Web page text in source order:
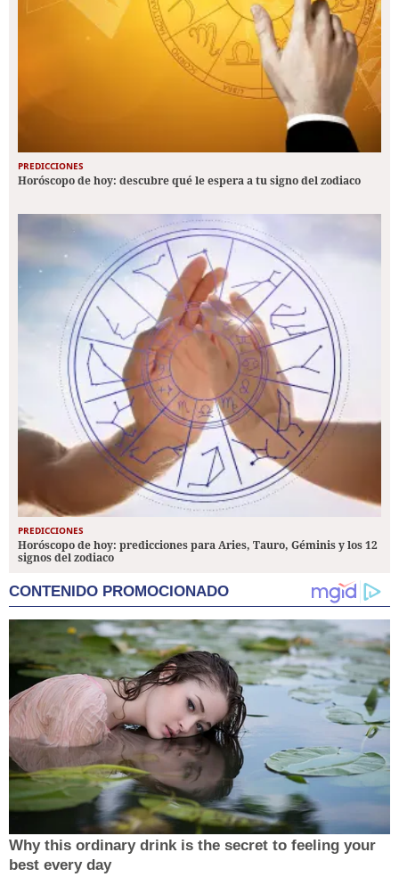
PREDICCIONES
Horóscopo de hoy: descubre qué le espera a tu signo del zodiaco
PREDICCIONES
Horóscopo de hoy: predicciones para Aries, Tauro, Géminis y los 12
signos del zodiaco
CONTENIDO PROMOCIONADO
Why this ordinary drink is the secret to feeling your
best every day